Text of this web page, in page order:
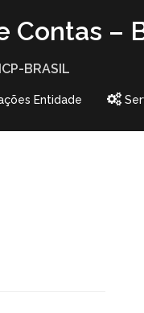
Contas –
BRASIL
Entidade